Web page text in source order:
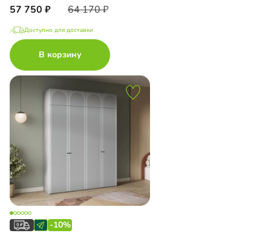
57 750 64 170
Доступно для доставки
В корзину
-10%